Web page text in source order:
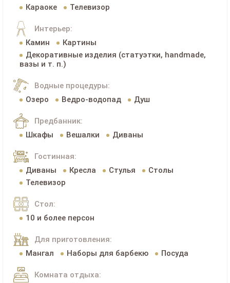
Караоке
Телевизор
Интерьер:
Камин
Картины
Декоративные изделия (статуэтки, handmade,
вазы и т. п.)
Водные процедуры:
Озеро
Ведро-водопад Душ
Предбанник:
Шкафы
Вешалки Диваны
Гостинная:
Диваны
Кресла Стулья
Столы
Телевизор
Стол:
10 и более персон
Для приготовления:
Мангал
Наборы для барбекю Посуда
Комната отдыха: